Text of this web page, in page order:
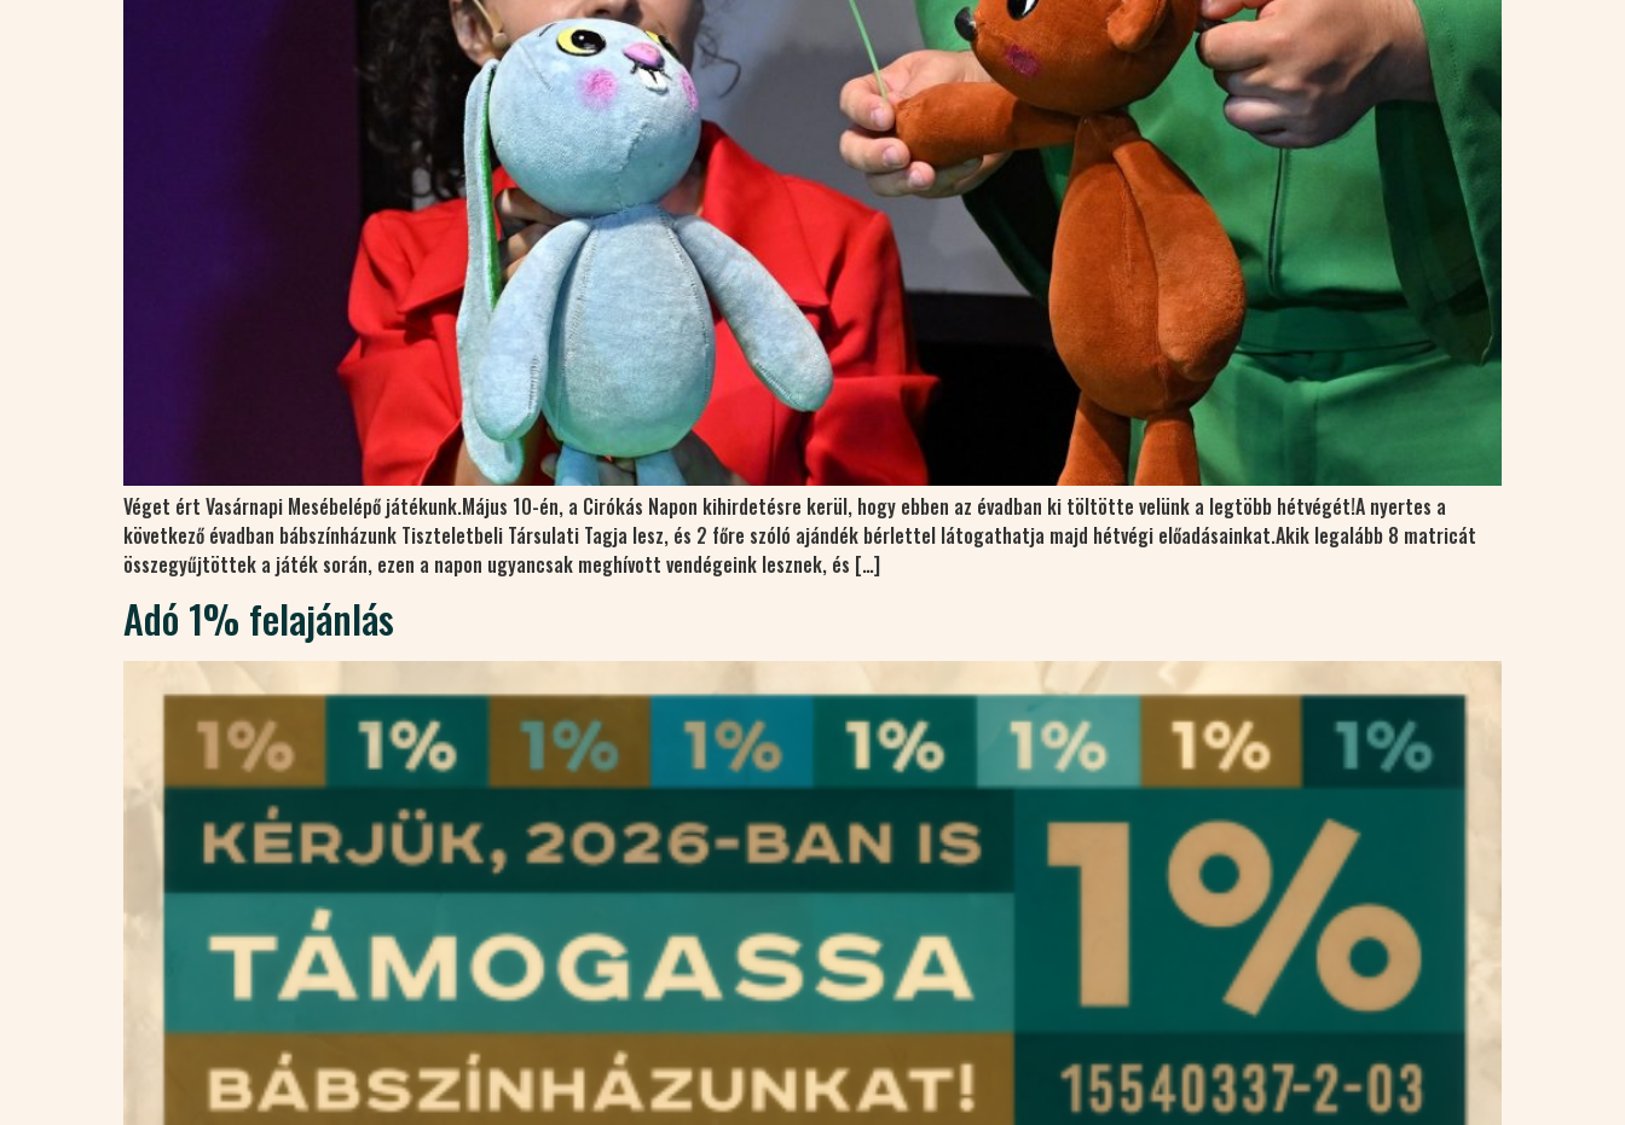
Véget ért Vasárnapi Mesébelépő játékunk.Május 10-én, a Cirókás Napon kihirdetésre kerül, hogy ebben az évadban ki töltötte velünk a legtöbb hétvégét!A nyertes a
következő évadban bábszínházunk Tiszteletbeli Társulati Tagja lesz, és 2 főre szóló ajándék bérlettel látogathatja majd hétvégi előadásainkat.Akik legalább 8 matricát
összegyűjtöttek a játék során, ezen a napon ugyancsak meghívott vendégeink lesznek, és […]
Adó 1% felajánlás